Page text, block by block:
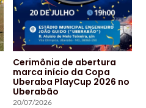
Cerimônia de abertura
marca início da Copa
Uberaba PlayCup 2026 no
Uberabão
20/07/2026